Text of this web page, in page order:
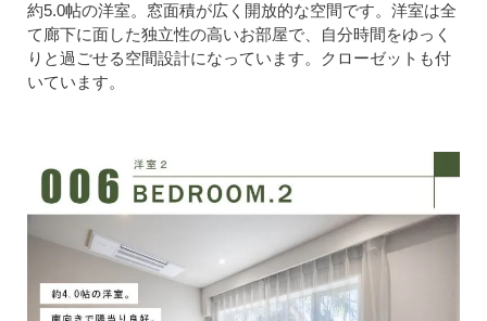
約5.0帖の洋室。窓面積が広く開放的な空間です。洋室は全
て廊下に面した独立性の高いお部屋で、自分時間をゆっく
りと過ごせる空間設計になっています。クローゼットも付
いています。